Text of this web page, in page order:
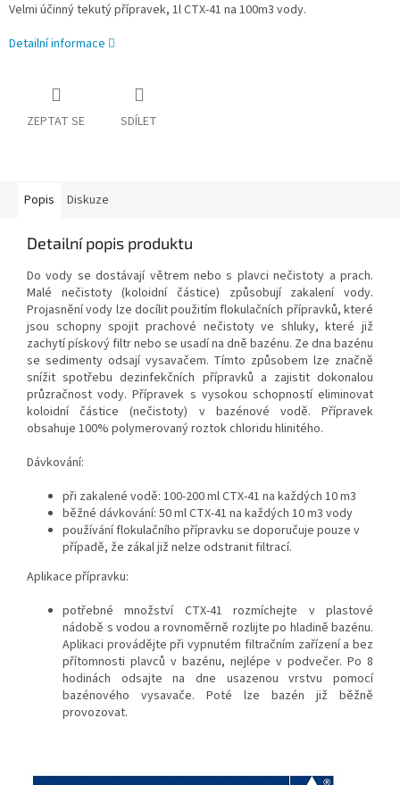
Velmi účinný tekutý přípravek, 1l CTX-41 na 100m3 vody.
Detailní informace
ZEPTAT SE SDÍLET
Popis Diskuze
Detailní popis produktu
Do vody se dostávají větrem nebo s plavci nečistoty a prach.
Malé nečistoty (koloidní částice) způsobují zakalení vody.
Projasnění vody lze docílit použitím flokulačních přípravků, které
jsou schopny spojit prachové nečistoty ve shluky, které již
zachytí pískový filtr nebo se usadí na dně bazénu. Ze dna bazénu
se sedimenty odsají vysavačem. Tímto způsobem lze značně
snížit spotřebu dezinfekčních přípravků a zajistit dokonalou
průzračnost vody. Přípravek s vysokou schopností eliminovat
koloidní částice (nečistoty) v bazénové vodě. Přípravek
obsahuje 100% polymerovaný roztok chloridu hlinitého.
Dávkování:
při zakalené vodě: 100-200 ml CTX-41 na každých 10 m3
běžné dávkování: 50 ml CTX-41 na každých 10 m3 vody
používání flokulačního přípravku se doporučuje pouze v
případě, že zákal již nelze odstranit filtrací.
Aplikace přípravku:
potřebné množství CTX-41 rozmíchejte v plastové
nádobě s vodou a rovnoměrně rozlijte po hladině bazénu.
Aplikaci provádějte při vypnutém filtračním zařízení a bez
přítomnosti plavců v bazénu, nejlépe v podvečer. Po 8
hodinách odsajte na dne usazenou vrstvu pomocí
bazénového vysavače. Poté lze bazén již běžně
provozovat.